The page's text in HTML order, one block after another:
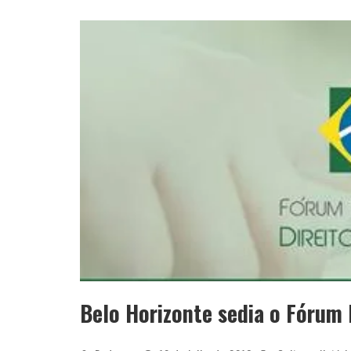
Belo Horizonte sedia o